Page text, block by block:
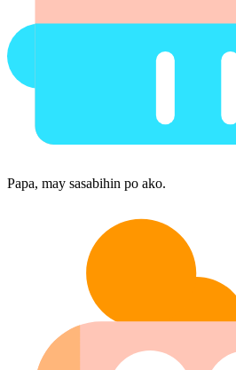
Papa, may sasabihin po ako.